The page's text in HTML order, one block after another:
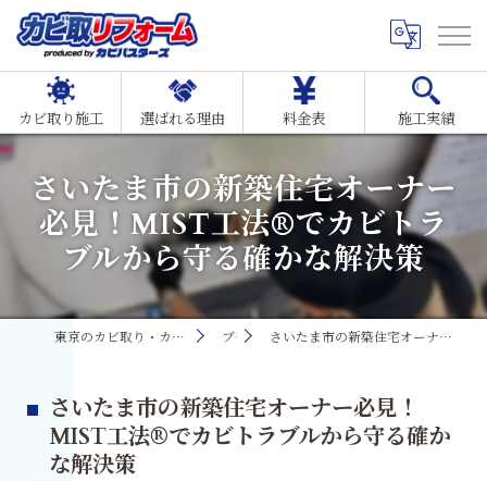
カビ取り施工 選ばれる理由 料金表 施工実績
さいたま市の新築住宅オーナー
必見！MIST工法®でカビトラ
ブルから守る確かな解決策
東京のカビ取り・カビ対策ならMIST工法®カビ取リフォーム ブログ さいたま市の新築住宅オーナー必見！MIST工法®でカビトラブルから守る確かな解決策
さいたま市の新築住宅オーナー必見！
MIST工法®でカビトラブルから守る確か
な解決策